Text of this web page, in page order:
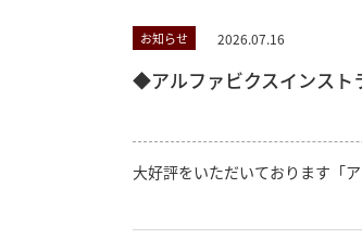
お知らせ 2026.07.16
◆アルファビクスインスト
大好評をいただいております「